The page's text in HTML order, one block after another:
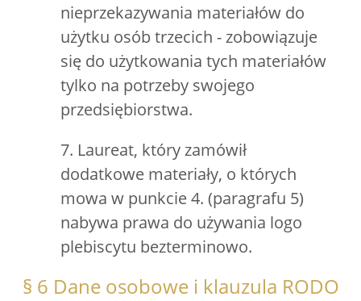
nieprzekazywania materiałów do
użytku osób trzecich - zobowiązuje
się do użytkowania tych materiałów
tylko na potrzeby swojego
przedsiębiorstwa.
7. Laureat, który zamówił
dodatkowe materiały, o których
mowa w punkcie 4. (paragrafu 5)
nabywa prawa do używania logo
plebiscytu bezterminowo.
§ 6 Dane osobowe i klauzula RODO